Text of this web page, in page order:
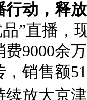
行动，释
”直播，
9000余
销售额
放大京